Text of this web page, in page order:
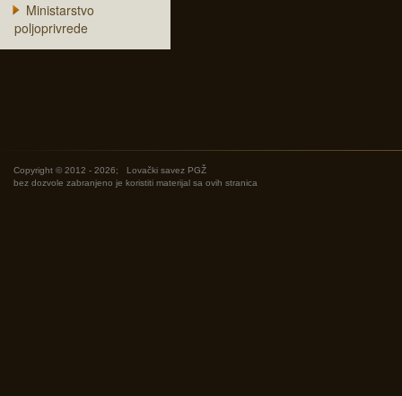
Ministarstvo
poljoprivrede
Copyright © 2012 - 2026; Lovački savez PGŽ
bez dozvole zabranjeno je koristiti materijal sa ovih stranica